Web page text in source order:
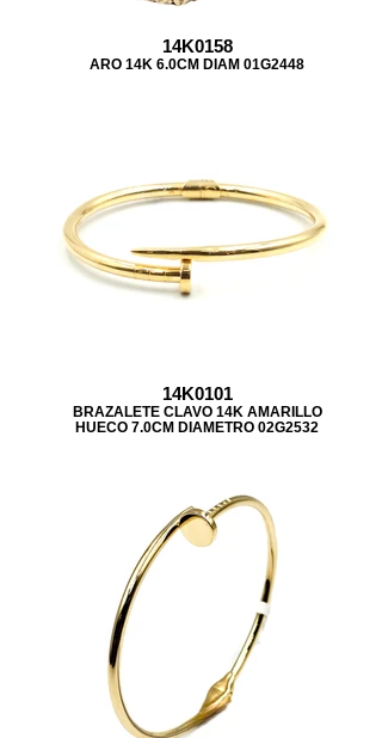
14K0158
ARO 14K 6.0CM DIAM 01G2448
14K0101
BRAZALETE CLAVO 14K AMARILLO
HUECO 7.0CM DIAMETRO 02G2532